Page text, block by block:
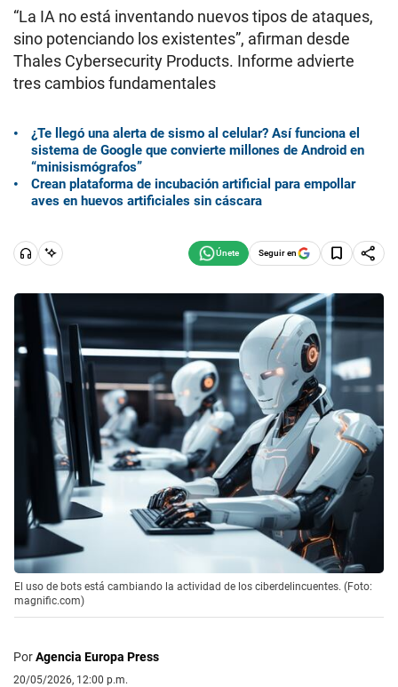
“La IA no está inventando nuevos tipos de ataques,
sino potenciando los existentes”, afirman desde
Thales Cybersecurity Products. Informe advierte
tres cambios fundamentales
¿Te llegó una alerta de sismo al celular? Así funciona el
sistema de Google que convierte millones de Android en
“minisismógrafos”
Crean plataforma de incubación artificial para empollar
aves en huevos artificiales sin cáscara
Seguir en
El uso de bots está cambiando la actividad de los ciberdelincuentes. (Foto:
magnific.com)
PorAgencia Europa Press
20/05/2026, 12:00 p.m.